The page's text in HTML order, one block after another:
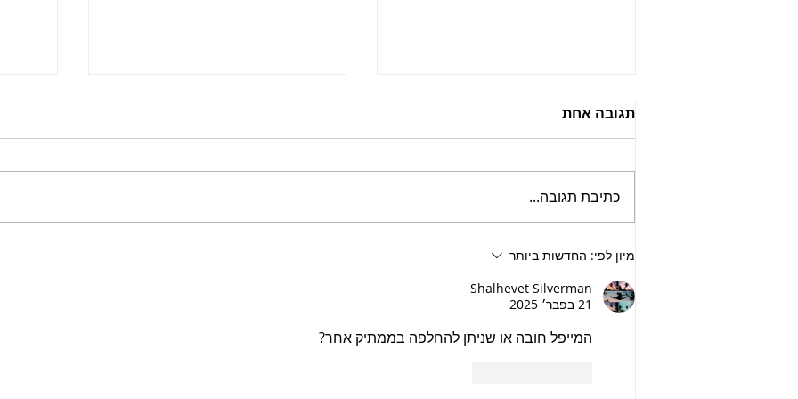
קובנה עננים – רכה, חמאתית
תגובה אחת
כתיבת תגובה...
מיון לפי: החדשות ביותר
Shalhevet Silverman
21 בפבר׳ 2025
המייפל חובה או שניתן להחלפה בממתיק אחר?